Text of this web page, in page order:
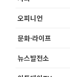
오피니언
문화·라이프
뉴스발전소